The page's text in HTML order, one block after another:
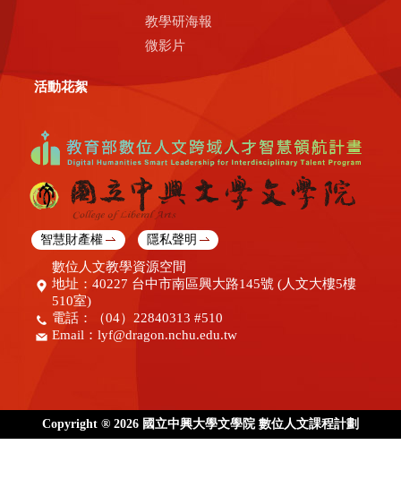
教學研海報
微影片
活動花絮
數位人文教學資源空間
地址：40227 台中市南區興大路145號 (人文大樓5樓
510室)
電話：（04）22840313 #510
Email： lyf@dragon.nchu.edu.tw
智慧財產權 隱私聲明
Copyright ® 2026 國立中興大學文學院 數位人文課程計劃